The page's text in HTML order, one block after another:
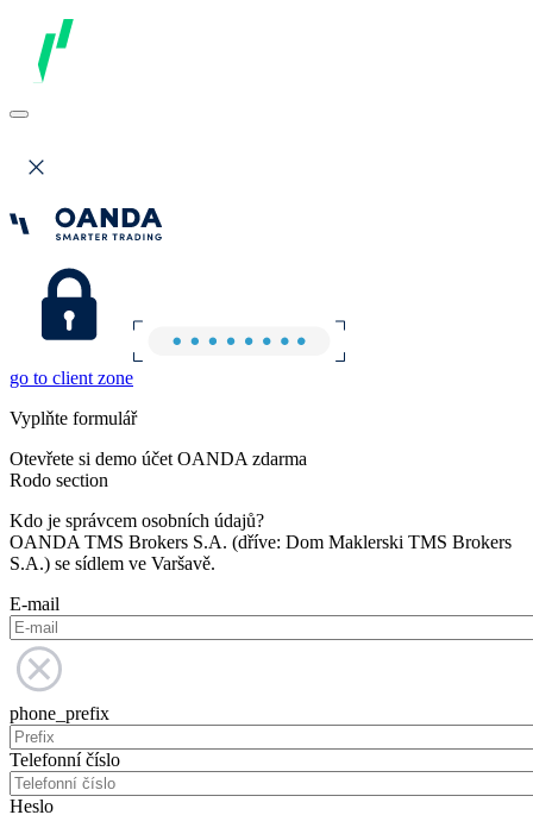
go to client zone
Vyplňte formulář
Otevřete si demo účet OANDA zdarma
Rodo section
Kdo je správcem osobních údajů?
OANDA TMS Brokers S.A. (dříve: Dom Maklerski TMS Brokers
S.A.) se sídlem ve Varšavě.
E-mail
phone_prefix
Telefonní číslo
Heslo